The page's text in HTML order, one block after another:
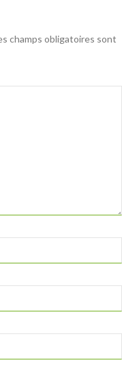
champs obligatoires sont